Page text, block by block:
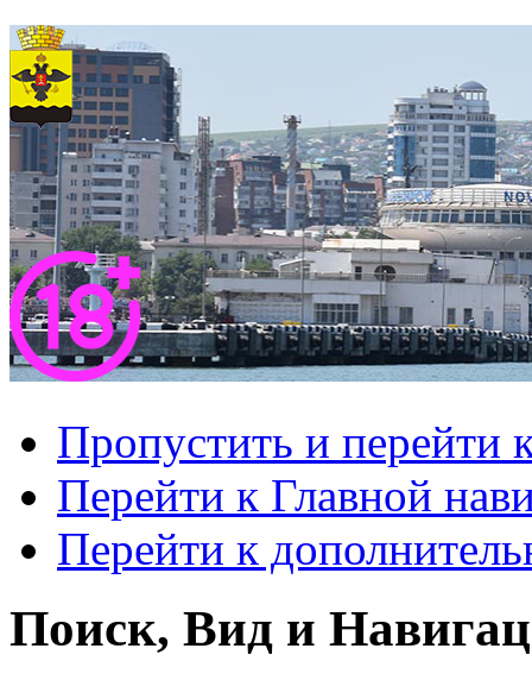
Пропустить и перейти
Перейти к Главной
Перейти к
Поиск, Вид и